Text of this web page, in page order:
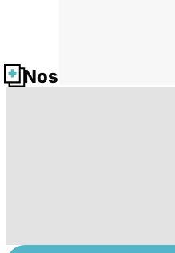
Nos fiches santé